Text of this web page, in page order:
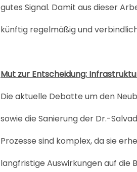
gutes Signal. Damit aus dieser
künftig regelmäßig und
Mut zur Entscheidung:
Die aktuelle Debatte um den
sowie die Sanierung der Dr.-
Prozesse sind komplex, da sie
langfristige Auswirkungen auf die